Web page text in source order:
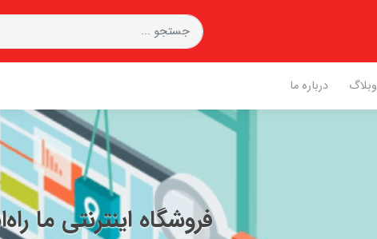
وبلاگ درباره ما
فروشگاه اینترنتی ما